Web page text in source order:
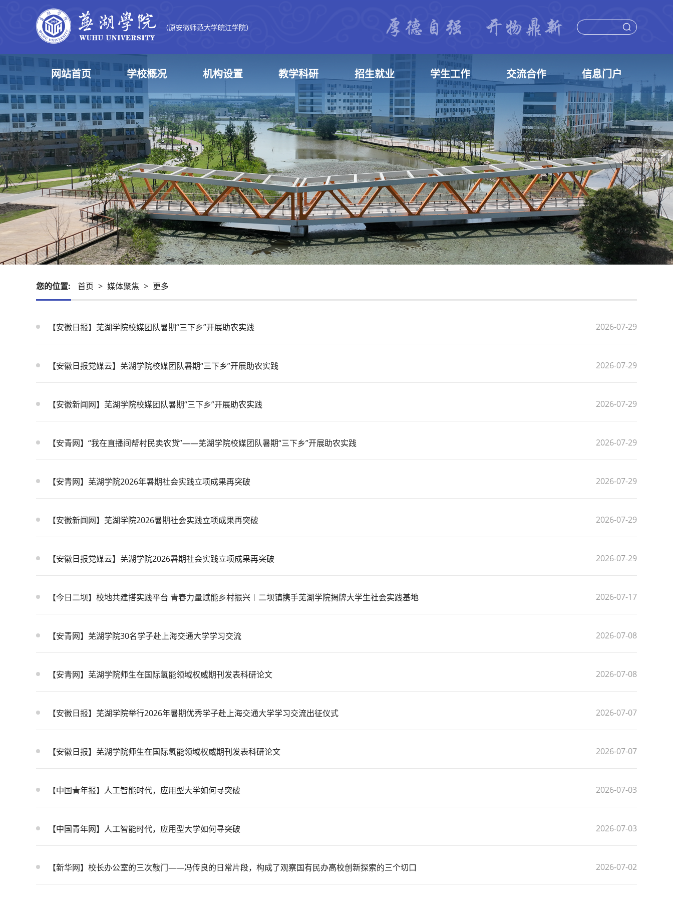
（原安徽师范大学皖江学院）
网站首页 学校概况 机构设置 教学科研 招生就业 学生工作 交流合作 信息门户
您的位置: 首页 > 媒体聚焦 > 更多
【安徽日报】芜湖学院校媒团队暑期“三下乡”开展助农实践 2026-07-29
【安徽日报党媒云】芜湖学院校媒团队暑期“三下乡”开展助农实践 2026-07-29
【安徽新闻网】芜湖学院校媒团队暑期“三下乡”开展助农实践 2026-07-29
【安青网】“我在直播间帮村民卖农货”——芜湖学院校媒团队暑期“三下乡”开展助农实践 2026-07-29
【安青网】芜湖学院2026年暑期社会实践立项成果再突破 2026-07-29
【安徽新闻网】芜湖学院2026暑期社会实践立项成果再突破 2026-07-29
【安徽日报党媒云】芜湖学院2026暑期社会实践立项成果再突破 2026-07-29
【今日二坝】校地共建搭实践平台 青春力量赋能乡村振兴︱二坝镇携手芜湖学院揭牌大学生社会实践基地 2026-07-17
【安青网】芜湖学院30名学子赴上海交通大学学习交流 2026-07-08
【安青网】芜湖学院师生在国际氢能领域权威期刊发表科研论文 2026-07-08
【安徽日报】芜湖学院举行2026年暑期优秀学子赴上海交通大学学习交流出征仪式 2026-07-07
【安徽日报】芜湖学院师生在国际氢能领域权威期刊发表科研论文 2026-07-07
【中国青年报】人工智能时代，应用型大学如何寻突破 2026-07-03
【中国青年网】人工智能时代，应用型大学如何寻突破 2026-07-03
【新华网】校长办公室的三次敲门——冯传良的日常片段，构成了观察国有民办高校创新探索的三个切口 2026-07-02